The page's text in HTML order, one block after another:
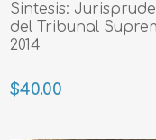
Sintesis:
del Tribunal
2014
$40.00